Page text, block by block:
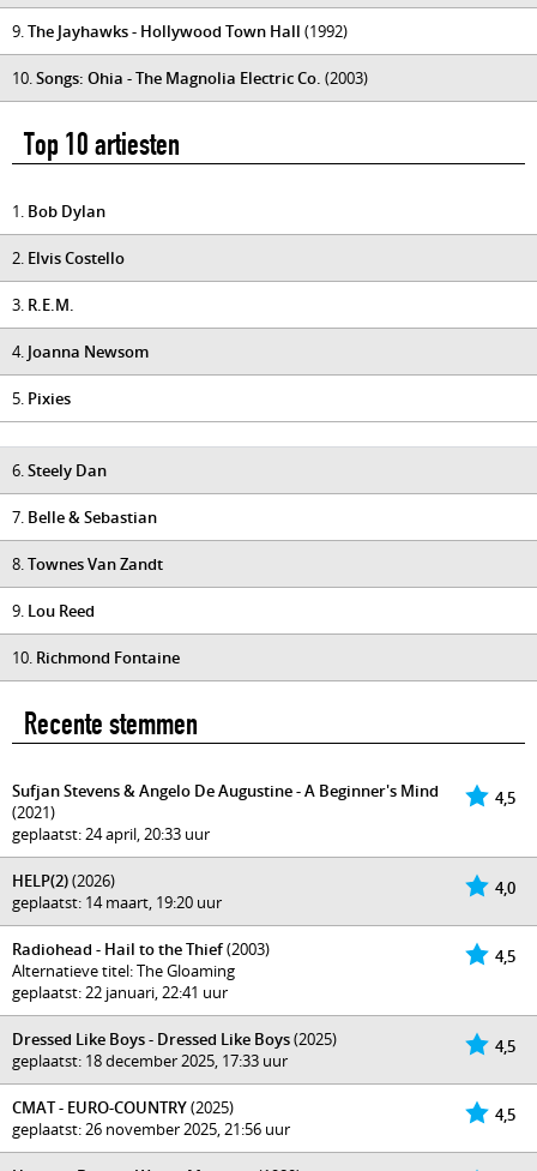
9.The Jayhawks - Hollywood Town Hall (1992)
10.Songs: Ohia - The Magnolia Electric Co. (2003)
Top 10 artiesten
1. Bob Dylan
2. Elvis Costello
3. R.E.M.
4. Joanna Newsom
5. Pixies
6.Steely Dan
7. Belle & Sebastian
8.Townes Van Zandt
9. Lou Reed
10. Richmond Fontaine
Recente stemmen
4,5
Sufjan Stevens & Angelo De Augustine - A Beginner's Mind
(2021)
geplaatst: 24 april, 20:33 uur
4,0
HELP(2)(2026)
geplaatst: 14 maart, 19:20 uur
4,5
Radiohead - Hail to the Thief(2003)
Alternatieve titel: The Gloaming
geplaatst: 22 januari, 22:41 uur
4,5
Dressed Like Boys - Dressed Like Boys(2025)
geplaatst: 18 december 2025, 17:33 uur
4,5
CMAT - EURO-COUNTRY(2025)
geplaatst: 26 november 2025, 21:56 uur